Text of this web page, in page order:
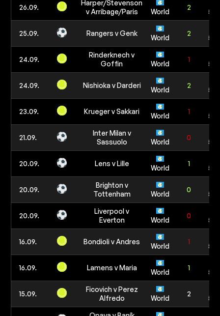
26.09.
Harper/Stevenson
v Arribage/Paris
World
2
5
25.09. Rangers v Genk
World
2
5
24.09.
Rinderknech v
Goffin
World
1
5
24.09. Nishioka v Darderi
World
2
5
23.09. Krueger v Sakkari
World
1
5
21.09.
Inter Milan v
Sassuolo
World
0
5
20.09. Lens v Lille
World
1
5
20.09.
Brighton v
Tottenham
World
0
5
20.09.
Liverpool v
Everton
World
0
5
16.09. Bondioli v Andres
World
1
5
16.09. Lamens v Maria
World
1
5
15.09.
Ficovich v Perez
Alfredo
World
2
5